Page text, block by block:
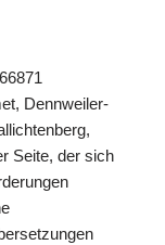
Dennweiler-
Seite, der sich